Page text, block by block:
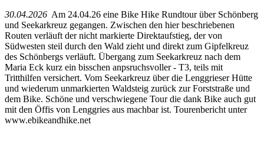
30.04.2026 Am 24.04.26 eine Bike Hike Rundtour über Schönberg
und Seekarkreuz gegangen. Zwischen den hier beschriebenen
Routen verläuft der nicht markierte Direktaufstieg, der von
Südwesten steil durch den Wald zieht und direkt zum Gipfelkreuz
des Schönbergs verläuft. Übergang zum Seekarkreuz nach dem
Maria Eck kurz ein bisschen anpsruchsvoller - T3, teils mit
Tritthilfen versichert. Vom Seekarkreuz über die Lenggrieser Hütte
und wiederum unmarkierten Waldsteig zurück zur Forststraße und
dem Bike. Schöne und verschwiegene Tour die dank Bike auch gut
mit den Öffis von Lenggries aus machbar ist. Tourenbericht unter
www.ebikeandhike.net